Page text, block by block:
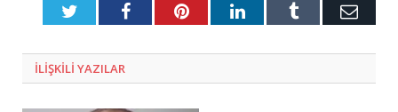
TwitterFacebookPinterestLinkedInTumblr E-
ILIŞKILI YAZILAR